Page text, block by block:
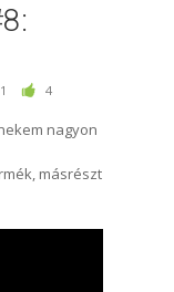
1 4
nagyon
másrészt